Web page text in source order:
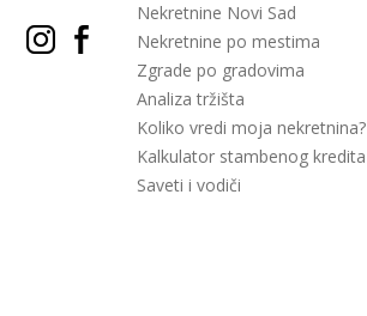
Nekretnine Novi Sad
Nekretnine po mestima
Zgrade po gradovima
Analiza tržišta
Koliko vredi moja nekretnina?
Kalkulator stambenog kredita
Saveti i vodiči